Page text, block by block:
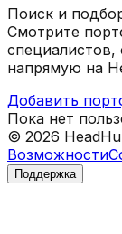
Поиск и
Смотрите
специалистов,
напрямую на
Добавить
Пока нет
© 2026
Возможности
Поддержка